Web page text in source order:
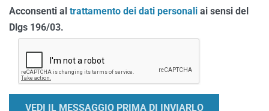
Acconsenti al trattamento dei dati personali ai sensi del
Dlgs 196/03.